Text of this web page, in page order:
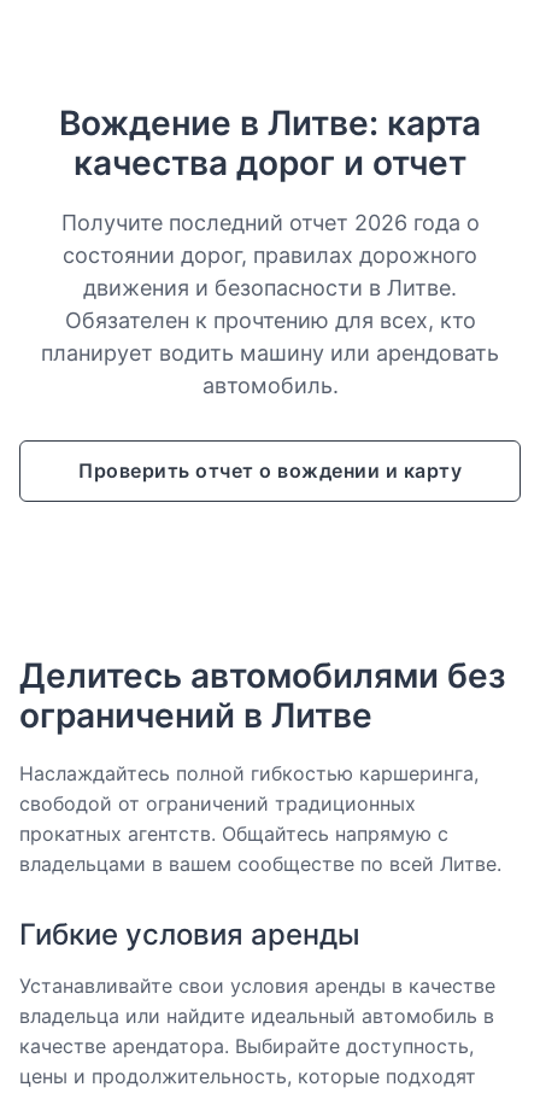
Вождение в Литве: карта
качества дорог и отчет
Получите последний отчет 2026 года о
состоянии дорог, правилах дорожного
движения и безопасности в Литве.
Обязателен к прочтению для всех, кто
планирует водить машину или арендовать
автомобиль.
Проверить отчет о вождении и карту
Делитесь автомобилями без
ограничений в Литве
Наслаждайтесь полной гибкостью каршеринга,
свободой от ограничений традиционных
прокатных агентств. Общайтесь напрямую с
владельцами в вашем сообществе по всей Литве.
Гибкие условия аренды
Устанавливайте свои условия аренды в качестве
владельца или найдите идеальный автомобиль в
качестве арендатора. Выбирайте доступность,
цены и продолжительность, которые подходят